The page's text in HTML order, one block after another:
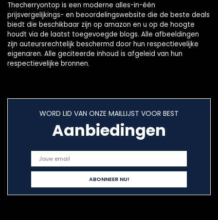
Thecherryontop is een moderne alles-in-één
prijsvergelijkings- en beoordelingswebsite die de beste deals
biedt die beschikbaar zijn op amazon en u op de hoogte
houdt via de laatst toegevoegde blogs. Alle afbeeldingen
zijn auteursrechtelijk beschermd door hun respectievelijke
eigenaren. Alle geciteerde inhoud is afgeleid van hun
respectievelijke bronnen.
WORD LID VAN ONZE MAILLIJST VOOR BEST
Aanbiedingen